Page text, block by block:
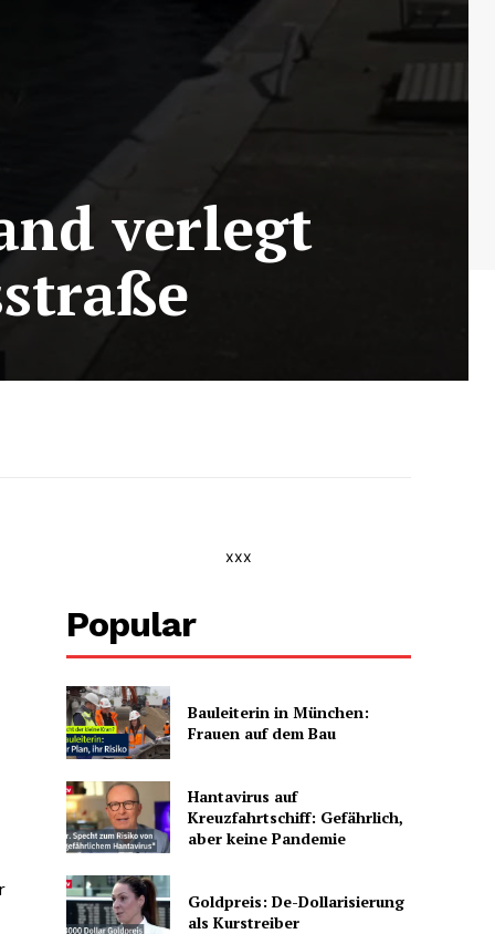
verlegt
xxx
Popular
Bauleiterin in München:
Frauen auf dem Bau
Hantavirus auf
Kreuzfahrtschiff: Gefährlich,
aber keine Pandemie
Goldpreis: De-Dollarisierung
als Kurstreiber